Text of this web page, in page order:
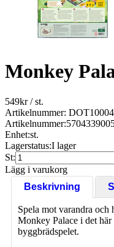
Monkey
549kr/ st.
Artikelnummer: DOT10004
Artikelnummer:
Enhet:st.
Lagerstatus:I lager
St:
Lägg i varukorg
Beskrivning
Spela mot varandra
Monkey Palace i det
byggbrädspelet.